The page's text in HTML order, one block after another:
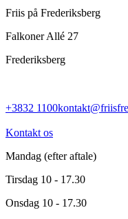
Friis på Frederiksberg
Falkoner Allé 27
Frederiksberg
+3832 1100
Kontakt os
Mandag (efter aftale)
Tirsdag 10 - 17.30
Onsdag 10 - 17.30